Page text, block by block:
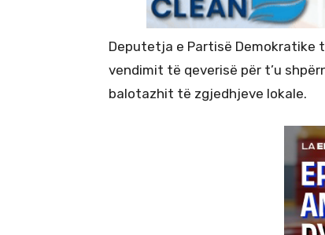
Deputetja e Partisë Demokratike
vendimit të qeverisë për t’u
balotazhit të zgjedhjeve lokale.